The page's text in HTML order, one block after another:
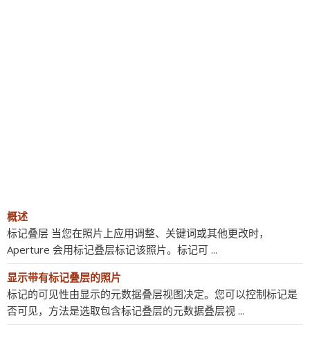
概述
标记叠层 当您在照片上应用调整、关键词或其他更改时，
Aperture 会用标记叠层标记该照片。标记可 ...
显示带有标记叠层的照片
标记的可见性由显示的元数据叠层视图决定。您可以控制标记是
否可见，方法是选取包含标记叠层的元数据叠层视 ...